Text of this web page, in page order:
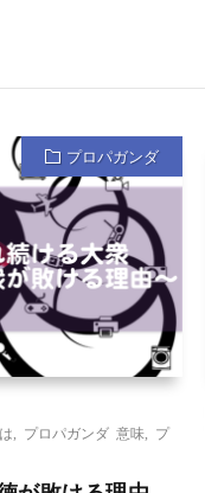
プロパガンダ
プロパガンダ 意味
プ